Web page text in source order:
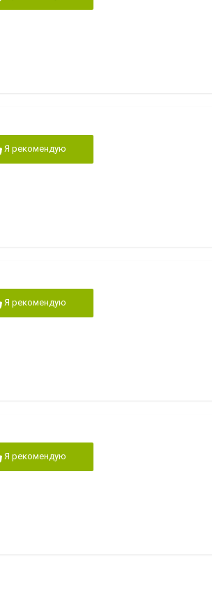
Я рекомендую
Я рекомендую
Я рекомендую